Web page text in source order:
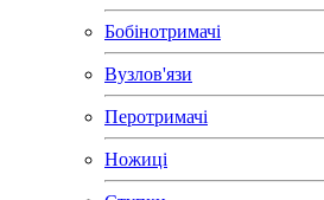
Бобінотримачі
Вузлов'язи
Перотримачі
Ножиці